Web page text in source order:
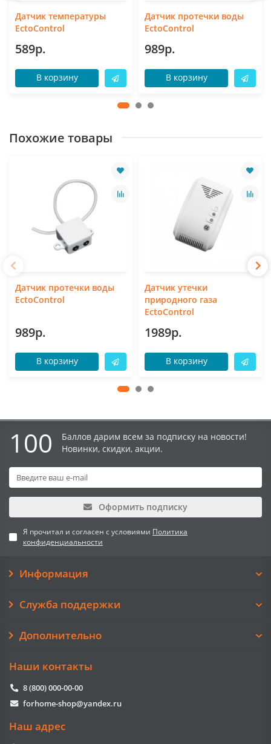
Датчик температуры
EctoControl
589р.
В корзину
Датчик протечки воды
EctoControl
989р.
В корзину
Похожие товары
Датчик протечки воды
EctoControl
989р.
В корзину
Датчик утечки
природного газа
EctoControl
1989р.
В корзину
100
Баллов дарим всем за подписку на новости!
Новинки, скидки, акции.
Оформить подписку
Я прочитал и согласен с условиями Политика
конфиденциальности
Информация
Служба поддержки
Дополнительно
Наши контакты
8 (800) 000-00-00
forhome-shop@yandex.ru
Наш адрес